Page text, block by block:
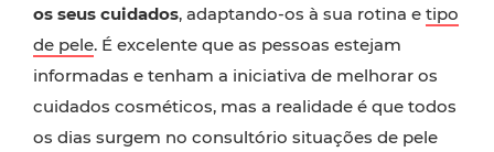
os seus cuidados, adaptando-os à sua rotina e tipo
de pele. É excelente que as pessoas estejam
informadas e tenham a iniciativa de melhorar os
cuidados cosméticos, mas a realidade é que todos
os dias surgem no consultório situações de pele